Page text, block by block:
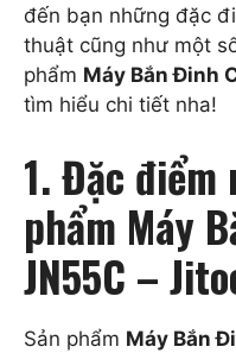
đến bạn những đặc
thuật cũng như một
phẩm Máy Bắn Đinh
tìm hiểu chi tiết nha!
1. Đặc điểm
phẩm Máy
JN55C –
Sản phẩm Máy Bắn